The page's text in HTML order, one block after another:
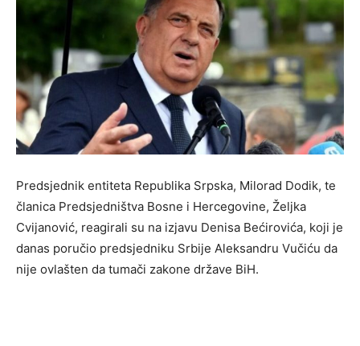
Predsjednik entiteta Republika Srpska, Milorad Dodik, te
članica Predsjedništva Bosne i Hercegovine, Željka
Cvijanović, reagirali su na izjavu Denisa Bećirovića, koji je
danas poručio predsjedniku Srbije Aleksandru Vučiću da
nije ovlašten da tumači zakone države BiH.